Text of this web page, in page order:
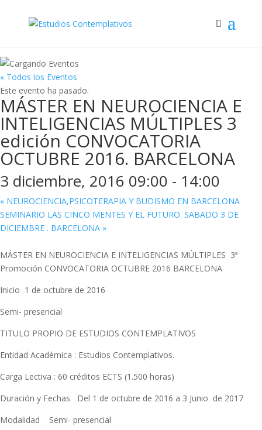
« Todos los Eventos
Este evento ha pasado.
MÁSTER EN NEUROCIENCIA E
INTELIGENCIAS MÚLTIPLES 3
edición CONVOCATORIA
OCTUBRE 2016. BARCELONA
3 diciembre, 2016 09:00 - 14:00
« NEUROCIENCIA,PSICOTERAPIA Y BUDISMO EN BARCELONA
SEMINARIO LAS CINCO MENTES Y EL FUTURO. SABADO 3 DE
DICIEMBRE . BARCELONA »
MÁSTER EN NEUROCIENCIA E INTELIGENCIAS MÚLTIPLES 3ª
Promoción CONVOCATORIA OCTUBRE 2016 BARCELONA
Inicio 1 de octubre de 2016
Semi- presencial
TITULO PROPIO DE ESTUDIOS CONTEMPLATIVOS
Entidad Académica : Estudios Contemplativos.
Carga Lectiva : 60 créditos ECTS (1.500 horas)
Duración y Fechas Del 1 de octubre de 2016 a 3 Junio de 2017
Modalidad Semi- presencial